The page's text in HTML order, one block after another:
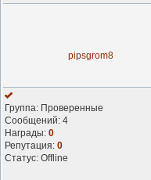
pipsgrom8
Группа: Проверенные
Сообщений: 4
Награды: 0
Репутация: 0
Статус: Offline